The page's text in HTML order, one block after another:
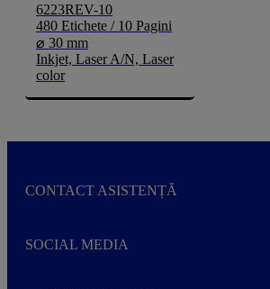
6223REV-10
480 Etichete / 10 Pagini
⌀ 30 mm
Inkjet, Laser A/N, Laser
color
CONTACT ASISTENȚĂ
SOCIAL MEDIA